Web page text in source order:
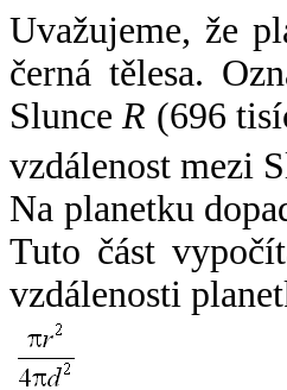
Uvažujeme, že
černá tělesa.
SlunceR (696
vzdálenost mezi
Na planetku
Tuto část
vzdálenosti